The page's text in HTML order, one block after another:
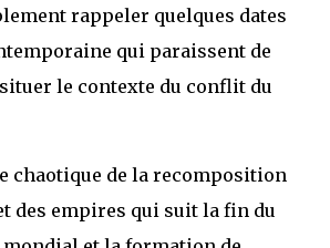
rappeler quelques dates
qui paraissent de
le contexte du conflit du
chaotique de la recomposition
des empires qui suit la fin du